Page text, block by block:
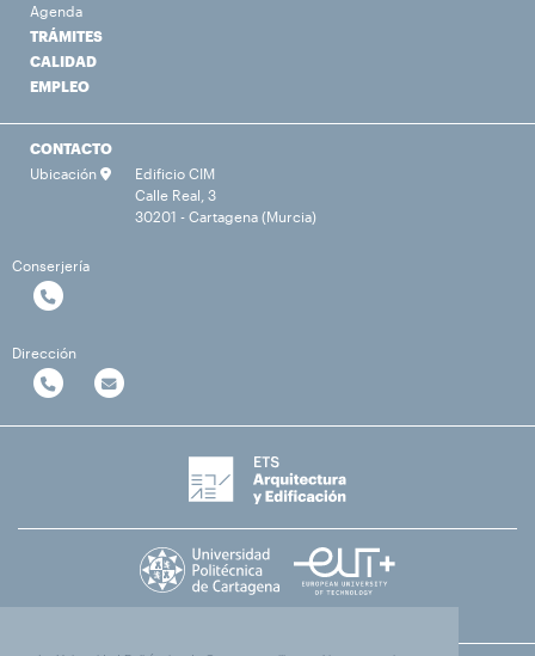
Agenda
TRÁMITES
CALIDAD
EMPLEO
CONTACTO
Ubicación
Edificio CIM
Calle Real, 3
30201 - Cartagena (Murcia)
Conserjería
Dirección